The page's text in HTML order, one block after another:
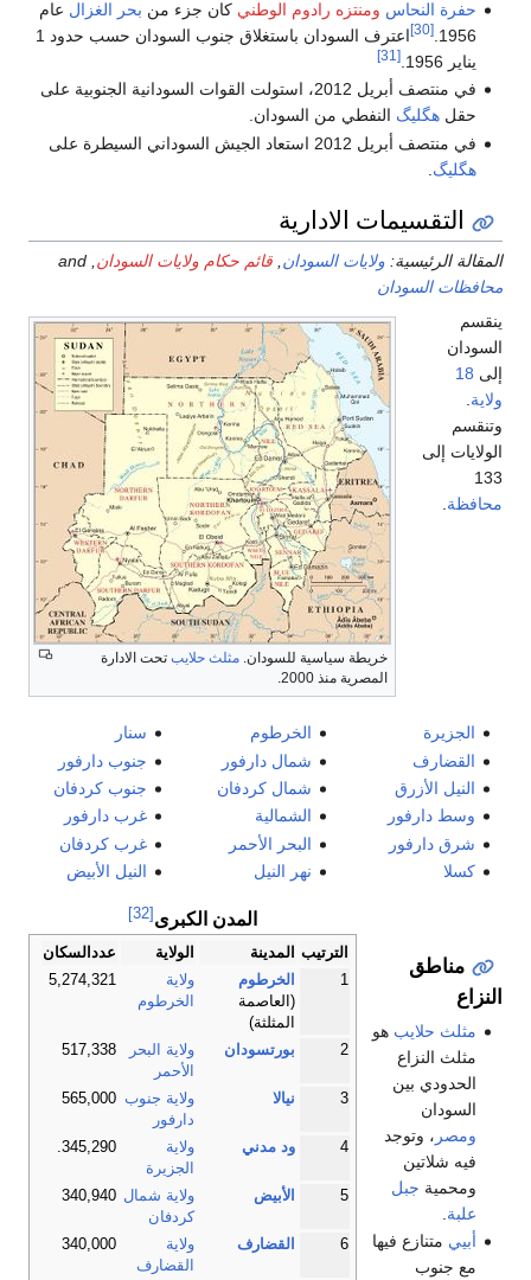
ومنتزه رادوم الوطني كان جزء منبحر الغزالعام
اعترف السودان باستغلاق جنوب السودان حسب حدود 1
في منتصف أبريل 2012، استولت القوات السودانية الجنوبية على
النفطي من السودان.
الجيش السوداني السيطرة على
الادارية
ولايات السودان,قائم حكام ولايات السودان, and
خريطة سياسية للسودان.مثلث حلايبتحت الادارة
شمال دارفور
شمال كردفان
الشمالية
البحر الأحمر
سنار
جنوب دارفور
جنوب كردفان
غرب دارفور
غرب كردفان
النيل الأبيض
الترتيب الولاية
عددالسكان
ولاية
الخرطوم
5,274,321
2 بورتسودان
ولاية البحر
517,338
نيالا
ولاية جنوب
565,000
ود مدني
ولاية
345,290.
5 الأبيض
ولاية شمال
340,940
6 القضارف
ولاية
340,000
هو
فيها